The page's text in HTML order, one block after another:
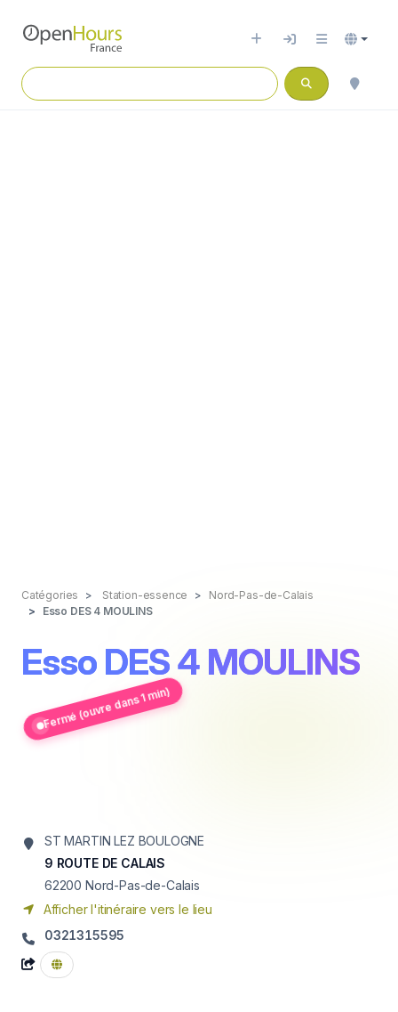
Catégories Station-essence
Nord-Pas-de-Calais
Esso DES 4 MOULINS
Esso DES 4 MOULINS
Fermé (ouvre dans 1 min)
ST MARTIN LEZ BOULOGNE
9 ROUTE DE CALAIS
62200 Nord-Pas-de-Calais
Afficher l'itinéraire vers le lieu
0321315595